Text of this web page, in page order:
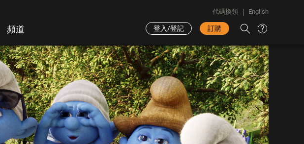
頻道
代碼換領 English
登入/登記 訂購